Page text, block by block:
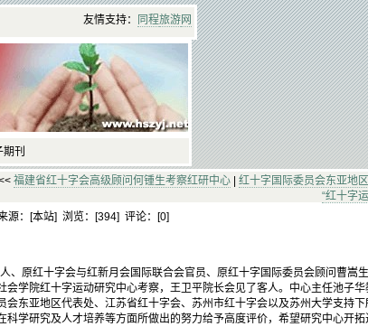
友情支持： 同程旅游网
期刊
福建省红十字会高级顾问何锺生考察红研中心
红十字国际委员会东亚地
“红十字
源：[本站] 浏览：[394] 评论：[0]
原红十字会与红新月会国际联合会官员、原红十字国际委员会顾问曹嵩
学院红十字运动研究中心考察，王卫平院长会见了客人。中心主任池子
东亚地区代表处、江苏省红十字会、苏州市红十字会以及苏州大学支持下
学研究及人才培养等方面所做出的努力给予高度评价，希望研究中心开